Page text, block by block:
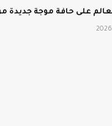
على حافة موجة جديدة